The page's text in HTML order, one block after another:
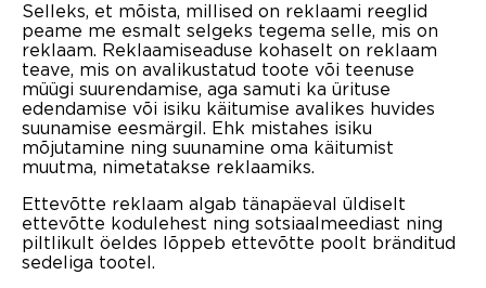
Selleks, et mõista, millised on reklaami reeglid
peame me esmalt selgeks tegema selle, mis on
reklaam. Reklaamiseaduse kohaselt on reklaam
teave, mis on avalikustatud toote või teenuse
müügi suurendamise, aga samuti ka ürituse
edendamise või isiku käitumise avalikes huvides
suunamise eesmärgil. Ehk mistahes isiku
mõjutamine ning suunamine oma käitumist
muutma, nimetatakse reklaamiks.
Ettevõtte reklaam algab tänapäeval üldiselt
ettevõtte kodulehest ning sotsiaalmeediast ning
piltlikult öeldes lõppeb ettevõtte poolt bränditud
sedeliga tootel.